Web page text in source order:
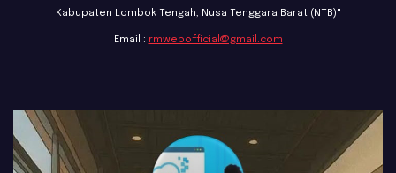
Kabupaten Lombok Tengah, Nusa Tenggara Barat (NTB)"
Email : rmwebofficial@gmail.com